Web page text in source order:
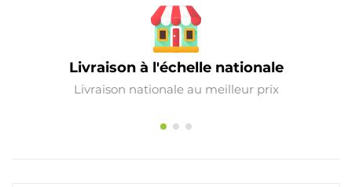
Livraison à l'échelle nationale
Livraison nationale au meilleur prix